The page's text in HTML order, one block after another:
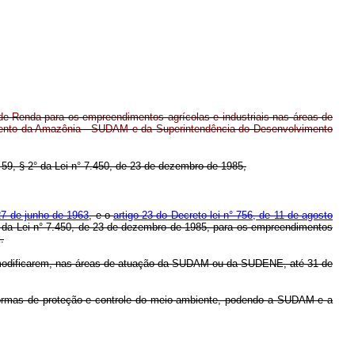
Renda para os empreendimentos agrícolas e industriais nas áreas de
da Amazônia - SUDAM e da Superintendência do Desenvolvimento
§ 2° da Lei n° 7.450, de 23 de dezembro de 1985,
de junho de 1963, e oartigo 23 do Decreto-lei n° 756, de 11 de agosto
Lei n° 7.450, de 23 de dezembro de 1985, para os empreendimentos
nas áreas de atuação da SUDAM ou da SUDENE, até 31 de
de proteção e controle do meio ambiente, podendo a SUDAM e a